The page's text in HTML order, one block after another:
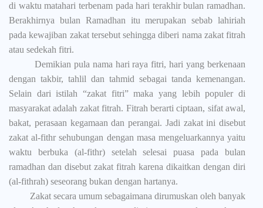
di waktu matahari terbenam pada hari terakhir bulan ramadhan.
Berakhirnya bulan Ramadhan itu merupakan sebab lahiriah
pada kewajiban zakat tersebut sehingga diberi nama zakat fitrah
atau sedekah fitri.
Demikian pula nama hari raya fitri, hari yang berkenaan
dengan takbir, tahlil dan tahmid sebagai tanda kemenangan.
Selain dari istilah “zakat fitri” maka yang lebih populer di
masyarakat adalah zakat fitrah. Fitrah berarti ciptaan, sifat awal,
bakat, perasaan kegamaan dan perangai. Jadi zakat ini disebut
zakat al-fithr sehubungan dengan masa mengeluarkannya yaitu
waktu berbuka (al-fithr) setelah selesai puasa pada bulan
ramadhan dan disebut zakat fitrah karena dikaitkan dengan diri
(al-fithrah) seseorang bukan dengan hartanya.
Zakat secara umum sebagaimana dirumuskan oleh banyak